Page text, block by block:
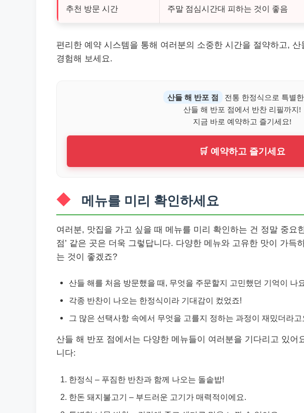
추천 방문 시간 주말 점심시간대 피하는 것이 좋음
편리한 예약 시스템을 통해 여러분의 소중한 시간을 절약하고,
경험해 보세요.
산들 해 반포 점
전통 한정식으로 특별
산들 해 반포 점에서 반찬 리필까지!
지금 바로 예약하고 즐기세요!
🛒 예약하고 즐기세요
메뉴를 미리 확인하세요
여러분, 맛집을 가고 싶을 때 메뉴를 미리 확인하는 건 정말 중요
점’ 같은 곳은 더욱 그렇답니다. 다양한 메뉴와 고유한 맛이 가득
는 것이 좋겠죠?
산들 해를 처음 방문했을 때, 무엇을 주문할지 고민했던 기억이 나
각종 반찬이 나오는 한정식이라 기대감이 컸었죠!
그 많은 선택사항 속에서 무엇을 고를지 정하는 과정이 재밌더라고
산들 해 반포 점에서는 다양한 메뉴들이 여러분을 기다리고 있어
니다:
한정식 – 푸짐한 반찬과 함께 나오는 돌솥밥!
한돈 돼지불고기 – 부드러운 고기가 매력적이에요.